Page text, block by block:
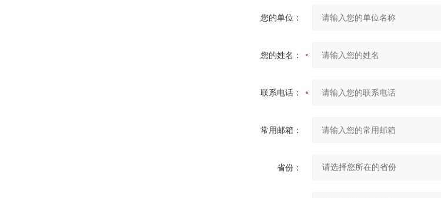
您的单位：
您的姓名：
联系电话：
常用邮箱：
省份：